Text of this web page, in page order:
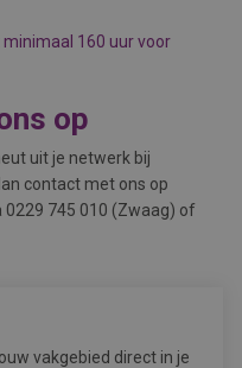
160 uur voor
op
uit je netwerk bij
contact met ons op
0229 745 010 (Zwaag) of
vakgebied direct in je